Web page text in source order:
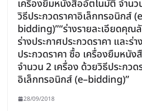
เครื่องยืมหนังสืออัตโนมัติ จำนว
วิธีประกวดราคาอิเล็กทรอนิกส์
bidding)”“ร่างรายละเอียดคุณ
ร่างประกาศประกวดราคา และร่า
ประกวดราคา ซื้อ เครื่องยืมหนั
จำนวน 2 เครื่อง ด้วยวิธีประกวด
อิเล็กทรอนิกส์ (e–bidding)”
28/09/2018